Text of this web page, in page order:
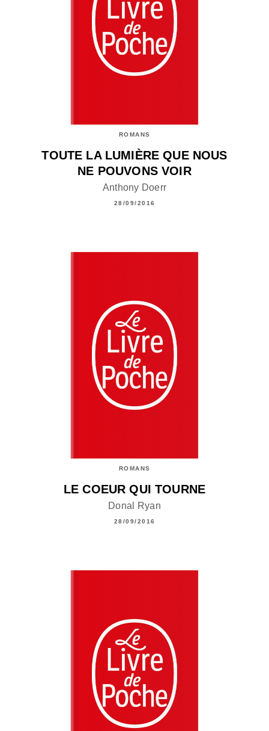
ROMANS
TOUTE LA LUMIÈRE QUE NOUS
NE POUVONS VOIR
Anthony Doerr
28/09/2016
ROMANS
LE COEUR QUI TOURNE
Donal Ryan
28/09/2016